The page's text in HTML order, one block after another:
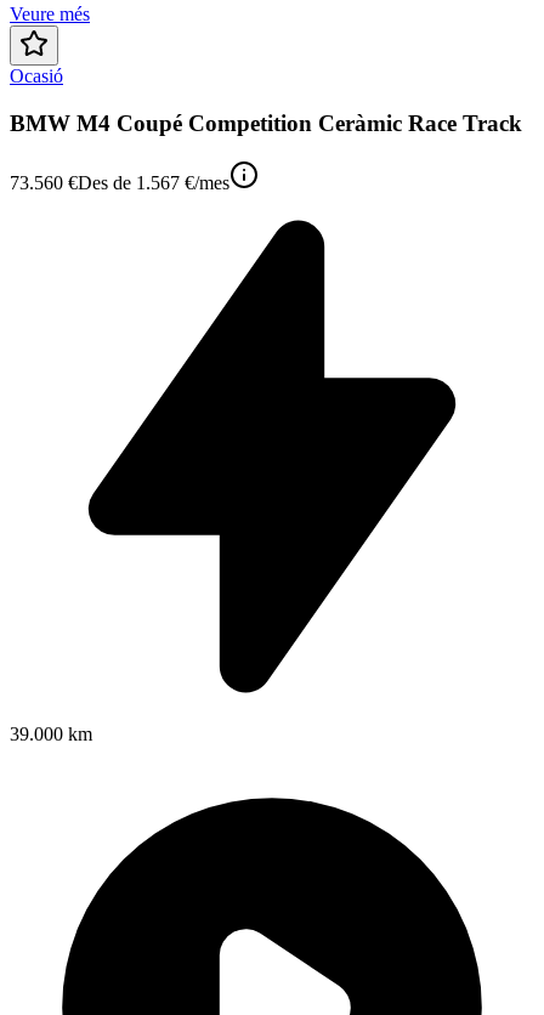
Veure més
Ocasió
BMW M4 Coupé Competition Ceràmic Race Track
73.560 €Des de 1.567 €/mes
39.000 km